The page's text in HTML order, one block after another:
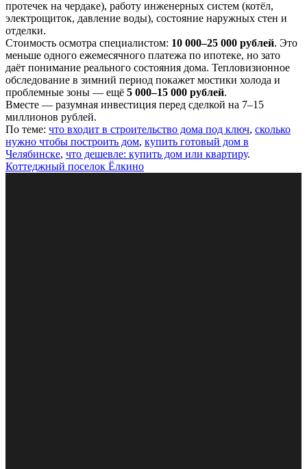
протечек на чердаке), работу инженерных систем (котёл,
электрощиток, давление воды), состояние наружных стен и
отделки.
Стоимость осмотра специалистом: 10 000–25 000 рублей. Это
меньше одного ежемесячного платежа по ипотеке, но зато
даёт понимание реального состояния дома. Тепловизионное
обследование в зимний период покажет мостики холода и
проблемные зоны — ещё 5 000–15 000 рублей.
Вместе — разумная инвестиция перед сделкой на 7–15
миллионов рублей.
По теме: что входит в строительство дома под ключ, сколько
нужно чтобы построить дом, купить готовый дом в
Челябинске, что дешевле: купить дом или квартиру.
Коттеджный поселок Ёлкино